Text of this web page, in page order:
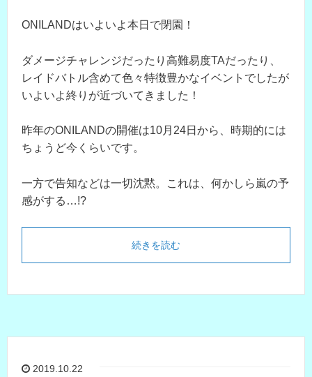
ONILANDはいよいよ本日で閉園！
ダメージチャレンジだったり高難易度TAだったり、
レイドバトル含めて色々特徴豊かなイベントでしたが
いよいよ終りが近づいてきました！
昨年のONILANDの開催は10月24日から、時期的には
ちょうど今くらいです。
一方で告知などは一切沈黙。これは、何かしら嵐の予
感がする…!?
続きを読む
2019.10.22